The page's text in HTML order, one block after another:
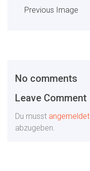
Previous Image
No comments
Leave Comment
Du musst angemeldet
abzugeben.